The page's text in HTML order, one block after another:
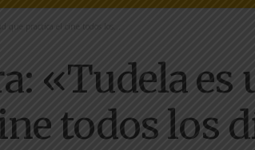
que practica el cine todos los...
«Tudela es
todos los